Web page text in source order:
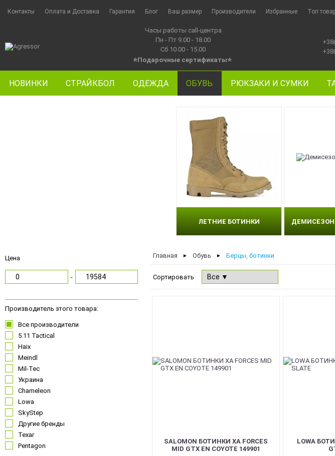
Контакты Оплата и Доставка Гарантия Блог Ваш размер Производители Избранные Топ
Часы работы call-центра
Пн - Пт 9.00 - 18.00
Сб 10.00 - 15.00
⭐Подарочные сертификаты⭐
НОВИНКИ СТРАЙКБОЛ ОДЕЖДА ОБУВЬ РЮКЗАКИ И СУМКИ
ЛЕТНИЕ БОТИНКИ
Цена
-
Производитель этого товара:
Все производители
5.11 Tactical
Haix
Meindl
Mil-Tec
Украина
Chameleon
Lowa
SkyStep
Другие бренды
Texar
Pentagon
Главная ► Обувь ► Берцы, ботинки
Сортировать
SALOMON БОТИНКИ XA FORCES
MID GTX EN COYOTE 149901
LOWA